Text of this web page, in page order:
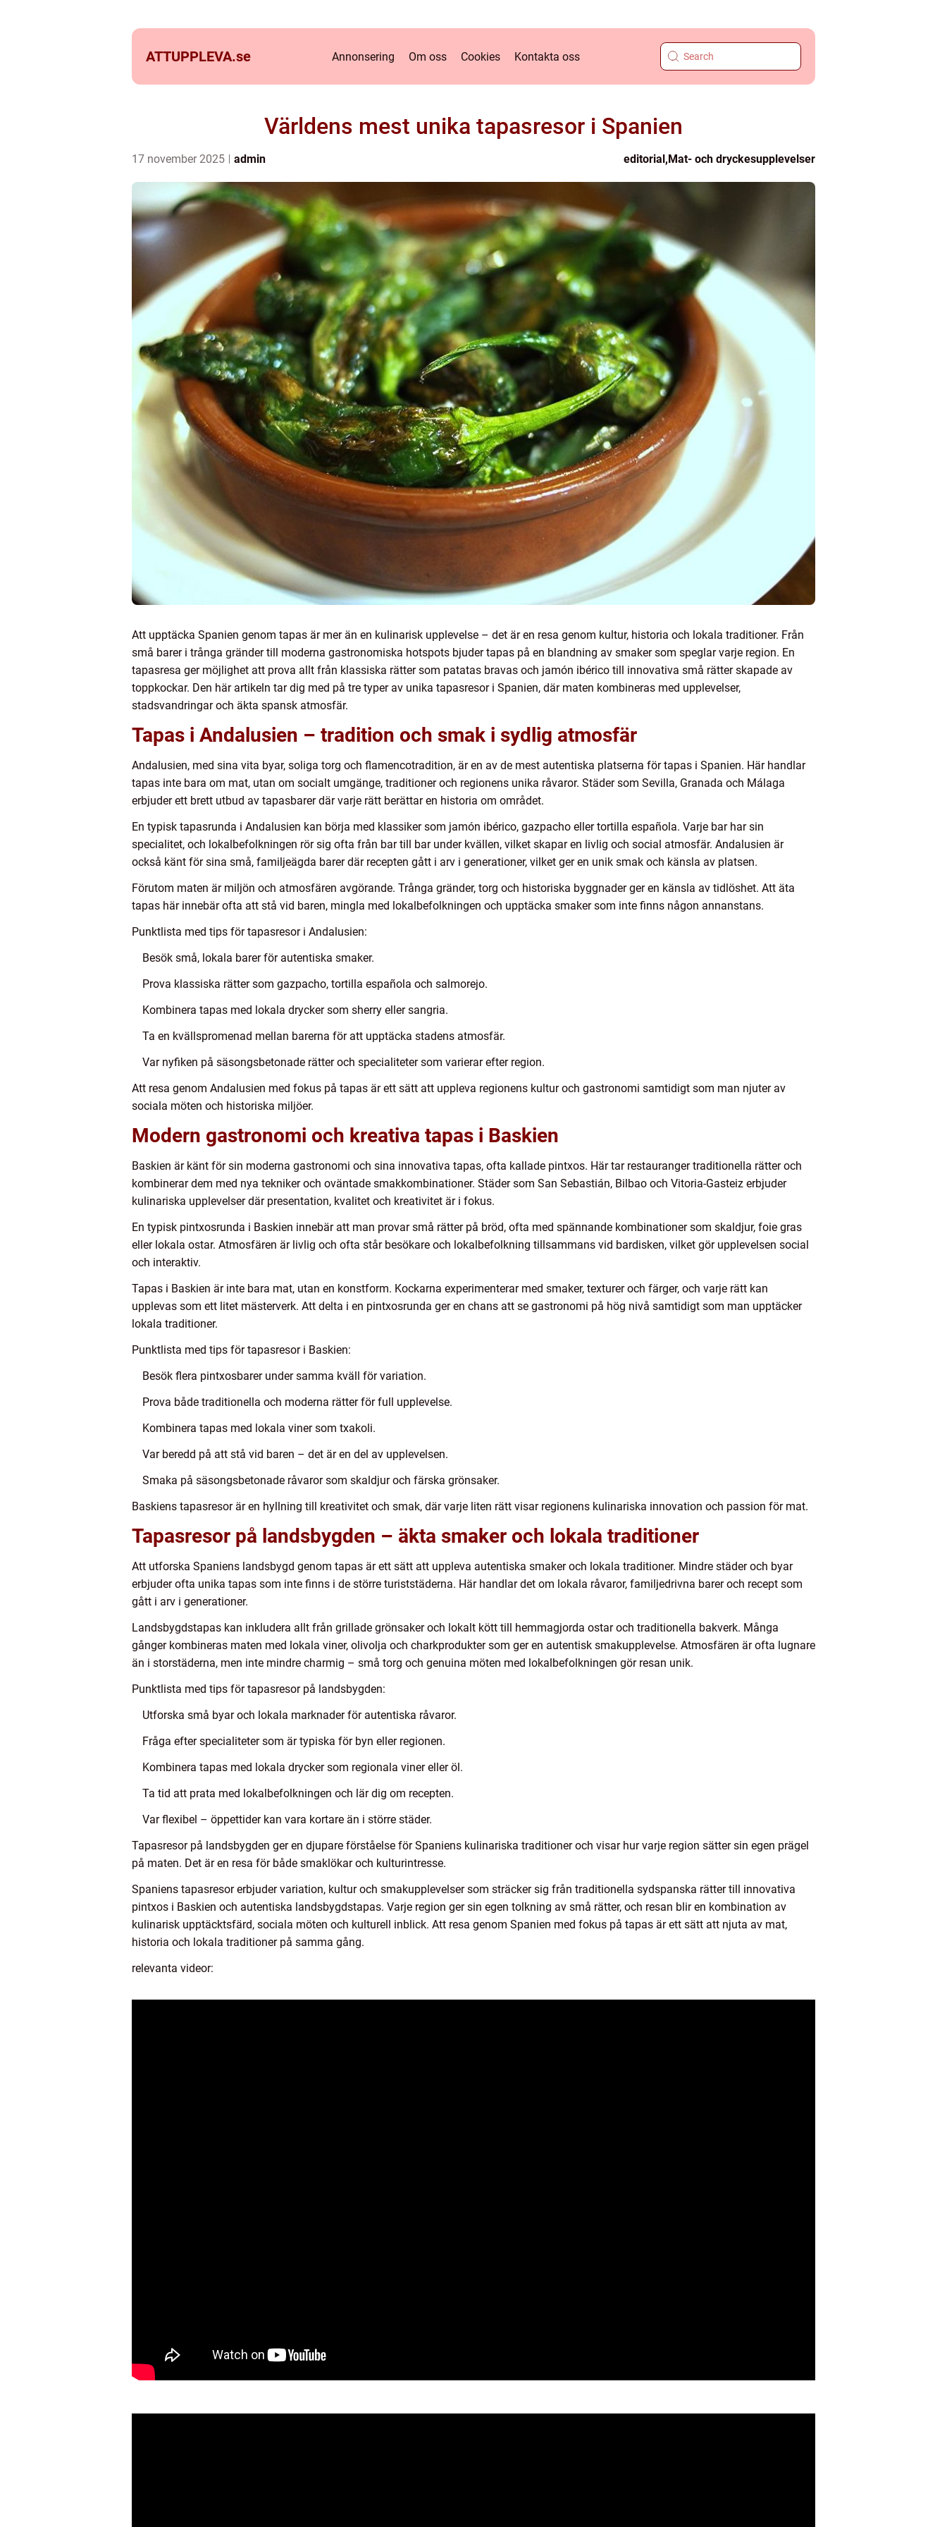
ATTUPPLEVA.se Annonsering Om oss Cookies Kontakta oss
Världens mest unika tapasresor i Spanien
17 november 2025 admin editorial,Mat- och dryckesupplevelser
Att upptäcka Spanien genom tapas är mer än en kulinarisk upplevelse – det är en resa genom kultur, historia och lokala traditioner. Från
små barer i trånga gränder till moderna gastronomiska hotspots bjuder tapas på en blandning av smaker som speglar varje region. En
tapasresa ger möjlighet att prova allt från klassiska rätter som patatas bravas och jamón ibérico till innovativa små rätter skapade av
toppkockar. Den här artikeln tar dig med på tre typer av unika tapasresor i Spanien, där maten kombineras med upplevelser,
stadsvandringar och äkta spansk atmosfär.
Tapas i Andalusien – tradition och smak i sydlig atmosfär
Andalusien, med sina vita byar, soliga torg och flamencotradition, är en av de mest autentiska platserna för tapas i Spanien. Här handlar
tapas inte bara om mat, utan om socialt umgänge, traditioner och regionens unika råvaror. Städer som Sevilla, Granada och Málaga
erbjuder ett brett utbud av tapasbarer där varje rätt berättar en historia om området.
En typisk tapasrunda i Andalusien kan börja med klassiker som jamón ibérico, gazpacho eller tortilla española. Varje bar har sin
specialitet, och lokalbefolkningen rör sig ofta från bar till bar under kvällen, vilket skapar en livlig och social atmosfär. Andalusien är
också känt för sina små, familjeägda barer där recepten gått i arv i generationer, vilket ger en unik smak och känsla av platsen.
Förutom maten är miljön och atmosfären avgörande. Trånga gränder, torg och historiska byggnader ger en känsla av tidlöshet. Att äta
tapas här innebär ofta att stå vid baren, mingla med lokalbefolkningen och upptäcka smaker som inte finns någon annanstans.
Punktlista med tips för tapasresor i Andalusien:
Besök små, lokala barer för autentiska smaker.
Prova klassiska rätter som gazpacho, tortilla española och salmorejo.
Kombinera tapas med lokala drycker som sherry eller sangria.
Ta en kvällspromenad mellan barerna för att upptäcka stadens atmosfär.
Var nyfiken på säsongsbetonade rätter och specialiteter som varierar efter region.
Att resa genom Andalusien med fokus på tapas är ett sätt att uppleva regionens kultur och gastronomi samtidigt som man njuter av
sociala möten och historiska miljöer.
Modern gastronomi och kreativa tapas i Baskien
Baskien är känt för sin moderna gastronomi och sina innovativa tapas, ofta kallade pintxos. Här tar restauranger traditionella rätter och
kombinerar dem med nya tekniker och oväntade smakkombinationer. Städer som San Sebastián, Bilbao och Vitoria-Gasteiz erbjuder
kulinariska upplevelser där presentation, kvalitet och kreativitet är i fokus.
En typisk pintxosrunda i Baskien innebär att man provar små rätter på bröd, ofta med spännande kombinationer som skaldjur, foie gras
eller lokala ostar. Atmosfären är livlig och ofta står besökare och lokalbefolkning tillsammans vid bardisken, vilket gör upplevelsen social
och interaktiv.
Tapas i Baskien är inte bara mat, utan en konstform. Kockarna experimenterar med smaker, texturer och färger, och varje rätt kan
upplevas som ett litet mästerverk. Att delta i en pintxosrunda ger en chans att se gastronomi på hög nivå samtidigt som man upptäcker
lokala traditioner.
Punktlista med tips för tapasresor i Baskien:
Besök flera pintxosbarer under samma kväll för variation.
Prova både traditionella och moderna rätter för full upplevelse.
Kombinera tapas med lokala viner som txakoli.
Var beredd på att stå vid baren – det är en del av upplevelsen.
Smaka på säsongsbetonade råvaror som skaldjur och färska grönsaker.
Baskiens tapasresor är en hyllning till kreativitet och smak, där varje liten rätt visar regionens kulinariska innovation och passion för mat.
Tapasresor på landsbygden – äkta smaker och lokala traditioner
Att utforska Spaniens landsbygd genom tapas är ett sätt att uppleva autentiska smaker och lokala traditioner. Mindre städer och byar
erbjuder ofta unika tapas som inte finns i de större turiststäderna. Här handlar det om lokala råvaror, familjedrivna barer och recept som
gått i arv i generationer.
Landsbygdstapas kan inkludera allt från grillade grönsaker och lokalt kött till hemmagjorda ostar och traditionella bakverk. Många
gånger kombineras maten med lokala viner, olivolja och charkprodukter som ger en autentisk smakupplevelse. Atmosfären är ofta lugnare
än i storstäderna, men inte mindre charmig – små torg och genuina möten med lokalbefolkningen gör resan unik.
Punktlista med tips för tapasresor på landsbygden:
Utforska små byar och lokala marknader för autentiska råvaror.
Fråga efter specialiteter som är typiska för byn eller regionen.
Kombinera tapas med lokala drycker som regionala viner eller öl.
Ta tid att prata med lokalbefolkningen och lär dig om recepten.
Var flexibel – öppettider kan vara kortare än i större städer.
Tapasresor på landsbygden ger en djupare förståelse för Spaniens kulinariska traditioner och visar hur varje region sätter sin egen prägel
på maten. Det är en resa för både smaklökar och kulturintresse.
Spaniens tapasresor erbjuder variation, kultur och smakupplevelser som sträcker sig från traditionella sydspanska rätter till innovativa
pintxos i Baskien och autentiska landsbygdstapas. Varje region ger sin egen tolkning av små rätter, och resan blir en kombination av
kulinarisk upptäcktsfärd, sociala möten och kulturell inblick. Att resa genom Spanien med fokus på tapas är ett sätt att njuta av mat,
historia och lokala traditioner på samma gång.
relevanta videor: